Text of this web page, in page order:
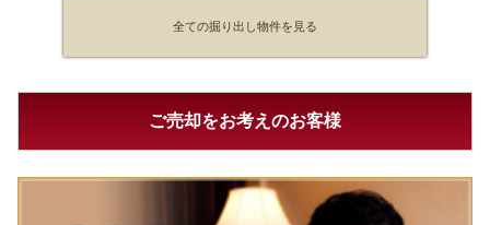
全ての掘り出し物件を見る
ご売却をお考えのお客様